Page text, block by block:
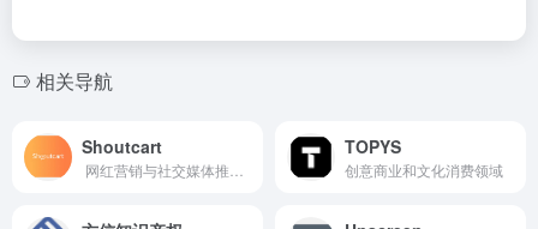
相关导航
Shoutcart TOPYS
创意商业和文化消费领域